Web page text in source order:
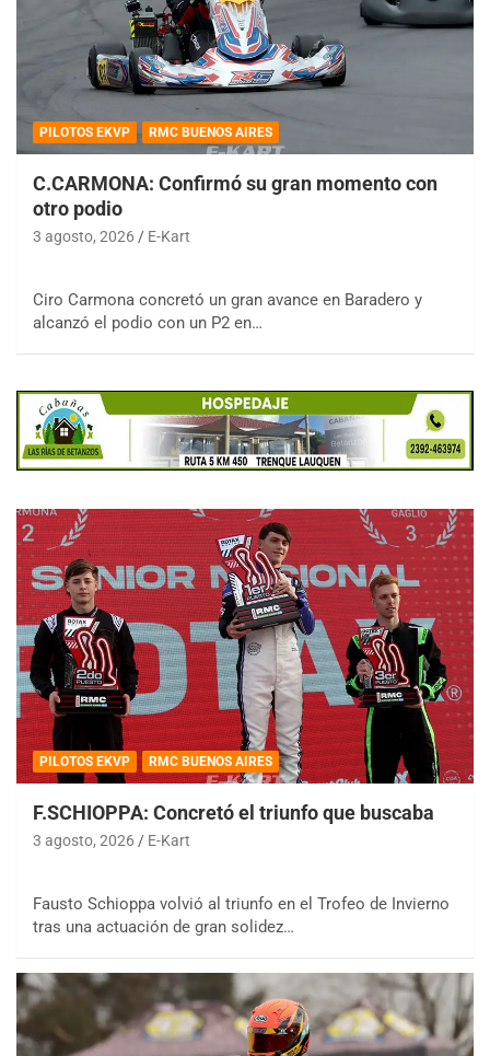
PILOTOS EKVP RMC BUENOS AIRES
C.CARMONA: Confirmó su gran momento con
otro podio
3 agosto, 2026 E-Kart
Ciro Carmona concretó un gran avance en Baradero y
alcanzó el podio con un P2 en…
PILOTOS EKVP RMC BUENOS AIRES
F.SCHIOPPA: Concretó el triunfo que buscaba
3 agosto, 2026 E-Kart
Fausto Schioppa volvió al triunfo en el Trofeo de Invierno
tras una actuación de gran solidez…